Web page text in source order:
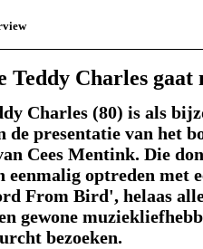
Teddy Charles gaat
Charles (80) is als
de presentatie van het
Cees Mentink. Die
eenmalig optreden met
From Bird', helaas
gewone
bezoeken.